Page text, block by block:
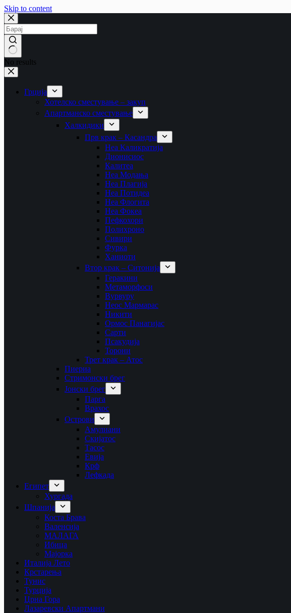
Skip to content
No results
Грција
Хотелско сместување – закуп
Апартманско сместување
Халкидики
Прв крак – Касандра
Неа Каликратија
Дионисиос
Калитеа
Неа Модања
Неа Плагија
Неа Потидеа
Неа Флогита
Неа Фокеа
Пефкохори
Полихроно
Сивири
Фурка
Ханиоти
Втор крак – Ситонија
Геракини
Метаморфоси
Вурвуру
Неос Мармарас
Никити
Ормос Панагијас
Сарти
Псакудија
Торони
Трет крак – Атос
Пиериа
Стримонски брег
Јонски брег
Парга
Врахос
Острови
Амулиани
Скијатос
Тасос
Евија
Крф
Лефкада
Египет
Хургада
Шпанија
Коста Брава
Валенсија
МАЛАГА
Ибица
Мајорка
Италија Лето
Крстарења
Тунис
Турција
Црна Гора
Лазаревски Апартмани